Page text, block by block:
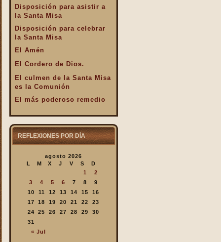
Disposición para asistir a
la Santa Misa
Disposición para celebrar
la Santa Misa
El Amén
El Cordero de Dios.
El culmen de la Santa Misa
es la Comunión
El más poderoso remedio
El Pan de la Palabra y el
El Pan nuestro de cada día.
El valor infinto de la Santa
En la Santa Misa Dios nos
da todo
En la Santa Misa la Iglesia
se ofrece a sí misma
En la Santa Misa recibimos
REFLEXIONES POR DÍA
agosto 2026
L
M X J V S D
« Jul
1
2
3
4 5 6 7 8
9
10
11 12 13 14 15
16
17
18 19 20 21 22
23
24
25 26 27 28 29
30
31